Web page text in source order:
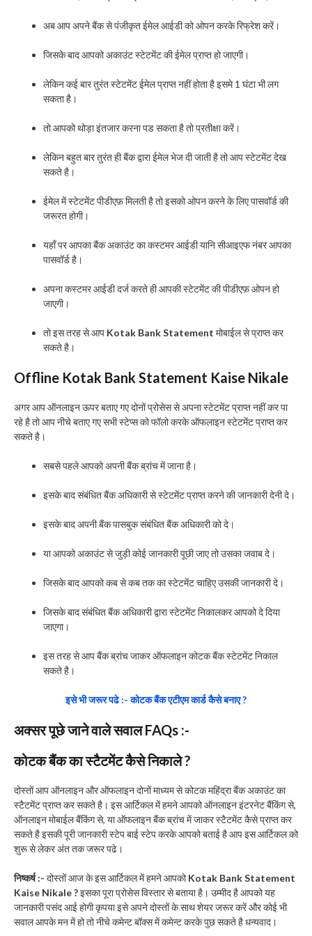
अब आप अपने बैंक से पंजीकृत ईमेल आईडी को ओपन करके रिफ्रेश करें।
जिसके बाद आपको अकाउंट स्टेटमेंट की ईमेल प्राप्त हो जाएगी।
लेकिन कई बार तुरंत स्टेटमेंट ईमेल प्राप्त नहीं होता है इसमे 1 घंटा भी लग
सकता है।
तो आपको थोड़ा इंतजार करना पड सकता है तो प्रतीक्षा करें।
लेकिन बहुत बार तुरंत ही बैंक द्वारा ईमेल भेज दी जाती है तो आप स्टेटमेंट देख
सकते है।
ईमेल में स्टेटमेंट पीडीएफ़ मिलती है तो इसको ओपन करने के लिए पासवॉर्ड की
जरूरत होगी।
यहाँ पर आपका बैंक अकाउंट का कस्टमर आईडी यानि सीआइएफ नंबर आपका
पासवॉर्ड है।
अपना कस्टमर आईडी दर्ज करते ही आपकी स्टेटमेंट की पीडीएफ़ ओपन हो
जाएगी।
तो इस तरह से आप Kotak Bank Statement मोबाईल से प्राप्त कर
सकते है।
Offline Kotak Bank Statement Kaise Nikale
अगर आप ऑनलाइन ऊपर बताए गए दोनों प्रोसेस से अपना स्टेटमेंट प्राप्त नहीं कर पा
रहे है तो आप नीचे बताए गए सभी स्टेप्स को फॉलो करके ऑफलाइन स्टेटमेंट प्राप्त कर
सकते है।
सबसे पहले आपको अपनी बैंक ब्रांच में जाना है।
इसके बाद संबंधित बैंक अधिकारी से स्टेटमेंट प्राप्त करने की जानकारी देनी दे।
इसके बाद अपनी बैंक पासबुक संबंधित बैंक अधिकारी को दे।
या आपको अकाउंट से जुड़ी कोई जानकारी पूछी जाए तो उसका जवाब दे।
जिसके बाद आपको कब से कब तक का स्टेटमेंट चाहिए उसकी जानकारी दे।
जिसके बाद संबंधित बैंक अधिकारी द्वारा स्टेटमेंट निकालकर आपको दे दिया
जाएगा।
इस तरह से आप बैंक ब्रांच जाकर ऑफलाइन कोटक बैंक स्टेटमेंट निकाल
सकते है।
इसे भी जरूर पढे :- कोटक बैंक एटीएम कार्ड कैसे बनाए ?
अक्सर पूछे जाने वाले सवाल FAQs :-
कोटक बैंक का स्टैटमेंट कैसे निकाले ?
दोस्तों आप ऑनलाइन और ऑफलाइन दोनों माध्यम से कोटक महिंद्रा बैंक अकाउंट का
स्टैटमेंट प्राप्त कर सकते है। इस आर्टिकल में हमने आपको ऑनलाइन इंटरनेट बैंकिंग से,
ऑनलाइन मोबाईल बैंकिंग से, या ऑफलाइन बैंक ब्रांच में जाकर स्टैटमेंट कैसे प्राप्त कर
सकते है इसकी पूरी जानकारी स्टेप बाई स्टेप करके आपको बताई है आप इस आर्टिकल को
शुरू से लेकर अंत तक जरूर पढे।
निष्कर्ष :- दोस्तों आज के इस आर्टिकल में हमने आपकोKotak Bank Statement
Kaise Nikale ?इसका पूरा प्रोसेस विस्तार से बताया है। उम्मीद है आपको यह
जानकारी पसंद आई होगी कृपया इसे अपने दोस्तों के साथ शेयर जरूर करें और कोई भी
सवाल आपके मन में हो तो नीचे कमेन्ट बॉक्स में कमेन्ट करके पुछ सकते है धन्यवाद।